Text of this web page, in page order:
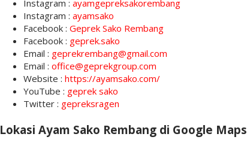
Instagram : ayamgepreksakorembang
Instagram : ayamsako
Facebook : Geprek Sako Rembang
Facebook : geprek.sako
Email : geprekrembang@gmail.com
Email : office@geprekgroup.com
Website : https://ayamsako.com/
YouTube : geprek sako
Twitter : gepreksragen
Lokasi Ayam Sako Rembang di Google Maps